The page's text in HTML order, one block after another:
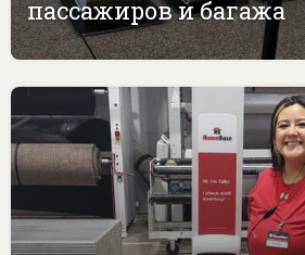
пассажиров и багажа